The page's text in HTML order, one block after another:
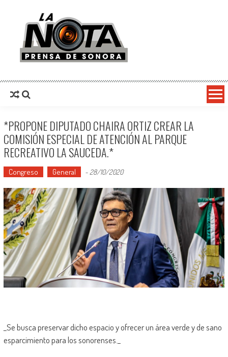
La Nota Prensa De Sonora
*PROPONE DIPUTADO CHAIRA ORTIZ CREAR LA
COMISIÓN ESPECIAL DE ATENCIÓN AL PARQUE
RECREATIVO LA SAUCEDA.*
Congreso General - 28/10/2020
_Se busca preservar dicho espacio y ofrecer un área verde y de sano
esparcimiento para los sonorenses._